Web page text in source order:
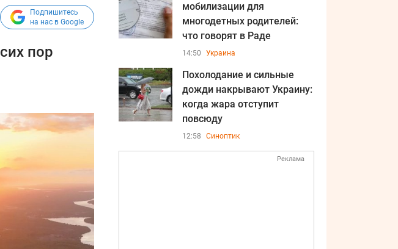
Подпишитесь
на нас в Google
пор
мобилизации для
многодетных родителей:
что говорят в Раде
14:50 Украина
Похолодание и сильные
дожди накрывают Украину:
когда жара отступит
повсюду
12:58 Синоптик
Реклама